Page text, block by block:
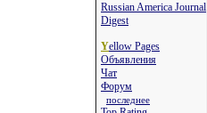
Russian America Journal
Digest
Yellow Pages
Объявления
Чат
Форум
последнее